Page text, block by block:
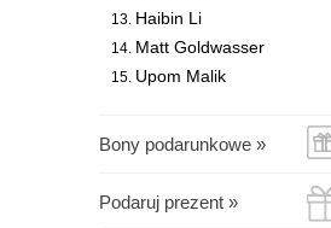
Haibin Li
Matt Goldwasser
Upom Malik
Bony podarunkowe »
Podaruj prezent »